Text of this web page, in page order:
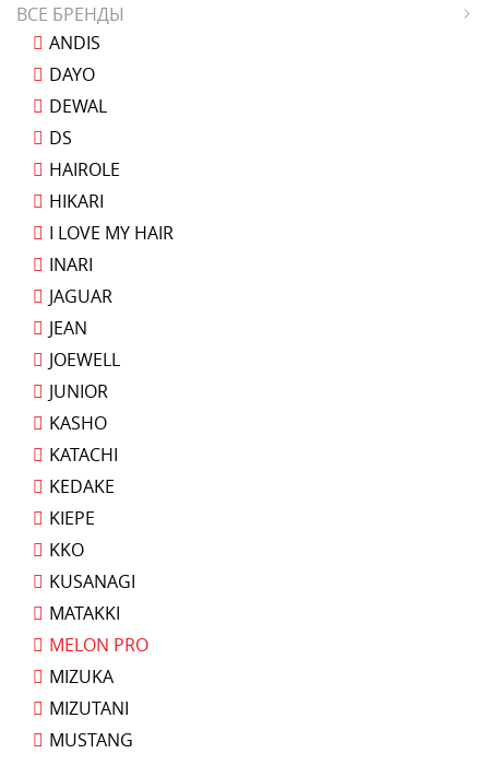
ВСЕ БРЕНДЫ
ANDIS
DAYO
DEWAL
DS
HAIROLE
HIKARI
I LOVE MY HAIR
INARI
JAGUAR
JEAN
JOEWELL
JUNIOR
KASHO
KATACHI
KEDAKE
KIEPE
KKO
KUSANAGI
MATAKKI
MELON PRO
MIZUKA
MIZUTANI
MUSTANG